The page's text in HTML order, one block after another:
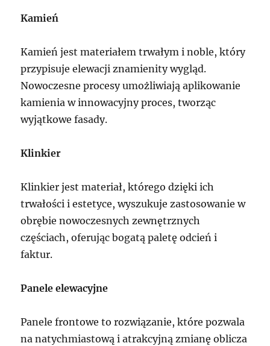
Kamień
Kamień jest materiałem trwałym i noble, który
przypisuje elewacji znamienity wygląd.
Nowoczesne procesy umożliwiają aplikowanie
kamienia w innowacyjny proces, tworząc
wyjątkowe fasady.
Klinkier
Klinkier jest materiał, którego dzięki ich
trwałości i estetyce, wyszukuje zastosowanie w
obrębie nowoczesnych zewnętrznych
częściach, oferując bogatą paletę odcień i
faktur.
Panele elewacyjne
Panele frontowe to rozwiązanie, które pozwala
na natychmiastową i atrakcyjną zmianę oblicza